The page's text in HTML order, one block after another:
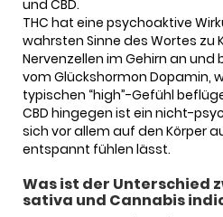
und CBD.
THC hat eine psychoaktive
wahrsten Sinne des Wortes zu
Nervenzellen im Gehirn an
vom Glückshormon Dopamin,
typischen “high”-Gefühl
CBD hingegen ist ein nicht-
sich vor allem auf den Körper
entspannt fühlen lässt.
Was ist der Unterschied
sativa und Cannabis